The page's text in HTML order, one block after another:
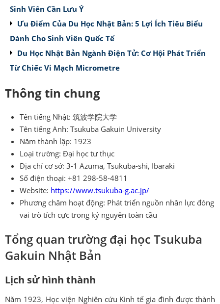
Sinh Viên Cần Lưu Ý
Ưu Điểm Của Du Học Nhật Bản: 5 Lợi Ích Tiêu Biểu
Dành Cho Sinh Viên Quốc Tế
Du Học Nhật Bản Ngành Điện Tử: Cơ Hội Phát Triển
Từ Chiếc Vi Mạch Micrometre
Thông tin chung
Tên tiếng Nhật: 筑波学院大学
Tên tiếng Anh: Tsukuba Gakuin University
Năm thành lập: 1923
Loại trường: Đại học tư thục
Địa chỉ cơ sở: 3-1 Azuma, Tsukuba-shi, Ibaraki
Số điện thoại: +81 298-58-4811
Website: https://www.tsukuba-g.ac.jp/
Phương châm hoạt động: Phát triển nguồn nhân lực đóng
vai trò tích cực trong kỷ nguyên toàn cầu
Tổng quan trường đại học Tsukuba
Gakuin Nhật Bản
Lịch sử hình thành
Năm 1923, Học viện Nghiên cứu Kinh tế gia đình được thành